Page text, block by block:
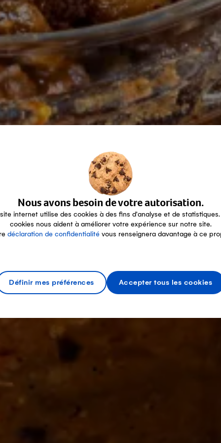
Nous avons besoin de votre autorisation.
internet utilise des cookies à des fins d'analyse et de statistiques.
cookies nous aident à améliorer votre expérience sur notre site.
déclaration de confidentialité vous renseignera davantage à ce
Définir mes préférences Accepter tous les cookies